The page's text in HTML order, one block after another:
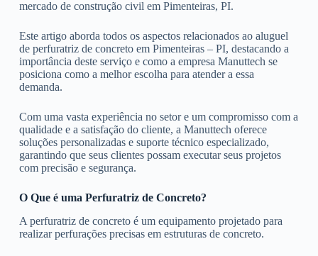
mercado de construção civil em Pimenteiras, PI.
Este artigo aborda todos os aspectos relacionados ao aluguel
de perfuratriz de concreto em Pimenteiras – PI, destacando a
importância deste serviço e como a empresa Manuttech se
posiciona como a melhor escolha para atender a essa
demanda.
Com uma vasta experiência no setor e um compromisso com a
qualidade e a satisfação do cliente, a Manuttech oferece
soluções personalizadas e suporte técnico especializado,
garantindo que seus clientes possam executar seus projetos
com precisão e segurança.
O Que é uma Perfuratriz de Concreto?
A perfuratriz de concreto é um equipamento projetado para
realizar perfurações precisas em estruturas de concreto.